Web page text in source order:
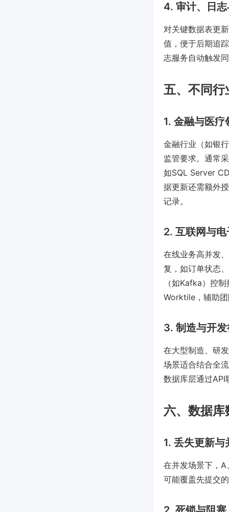
4. 审计、日
对关键数据表更
值，便于后期追
志服务自动触发
五、不同行
1. 金融与医
金融行业（如银
监管要求。通常
如SQL Server
据更新还需额外
记录。
2. 互联网与
在线业务高并发
复，如订单状态
（如Kafka）控
Worktile，辅助
3. 制造与开
在大型制造、研
场景适合结合全
数据库层通过API
六、数据
1. 丢失更新与
在并发场景下，
可能覆盖先提交